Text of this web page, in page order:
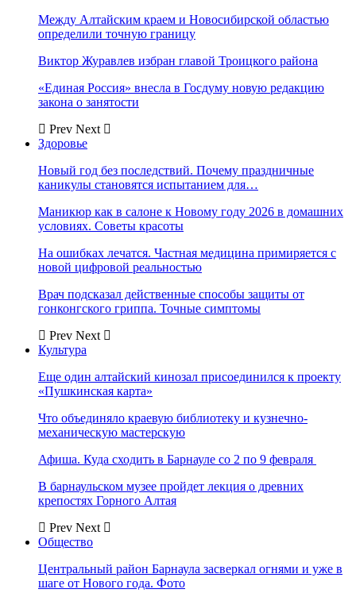
Между Алтайским краем и Новосибирской областью
определили точную границу
Виктор Журавлев избран главой Троицкого района
«Единая Россия» внесла в Госдуму новую редакцию
закона о занятости
Prev Next
Здоровье
Новый год без последствий. Почему праздничные
каникулы становятся испытанием для…
Маникюр как в салоне к Новому году 2026 в домашних
условиях. Советы красоты
На ошибках лечатся. Частная медицина примиряется с
новой цифровой реальностью
Врач подсказал действенные способы защиты от
гонконгского гриппа. Точные симптомы
Prev Next
Культура
Еще один алтайский кинозал присоединился к проекту
«Пушкинская карта»
Что объединяло краевую библиотеку и кузнечно-
механическую мастерскую
Афиша. Куда сходить в Барнауле со 2 по 9 февраля
В барнаульском музее пройдет лекция о древних
крепостях Горного Алтая
Prev Next
Общество
Центральный район Барнаула засверкал огнями и уже в
шаге от Нового года. Фото